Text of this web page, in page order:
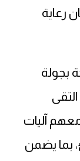
رعاية
بجولة
آليات
بما يضمن